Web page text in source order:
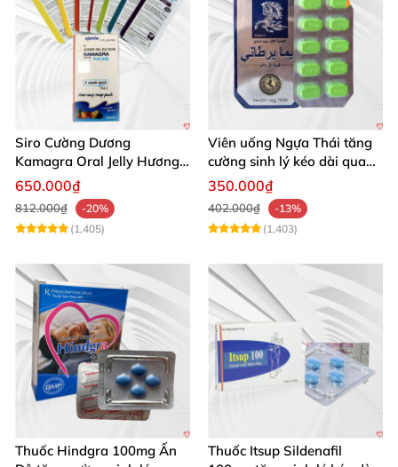
Siro Cường Dương
Kamagra Oral Jelly Hương
Trái Cây Một Hộp 7 Gói
650.000₫
812.000₫
-20%
(1,405)
Viên uống Ngựa Thái tăng
cường sinh lý kéo dài quan
hệ
350.000₫
402.000₫
-13%
(1,403)
Thuốc Hindgra 100mg Ấn
Thuốc Itsup Sildenafil